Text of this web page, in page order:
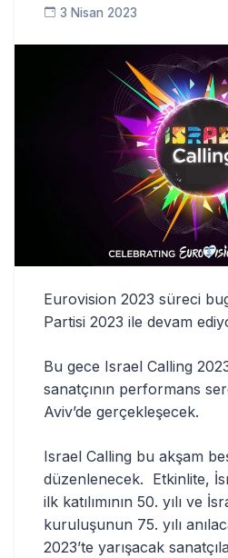
3 Nisan 2023
Eurovision 2023 süreci
Partisi 2023 ile devam
Bu gece Israel Calling
sanatçının performans
Aviv’de gerçekleşecek.
Israel Calling bu akşam
düzenlenecek. Etkinlite,
ilk katılımının 50. yılı ve
kuruluşunun 75. yılı
2023’te yarışacak